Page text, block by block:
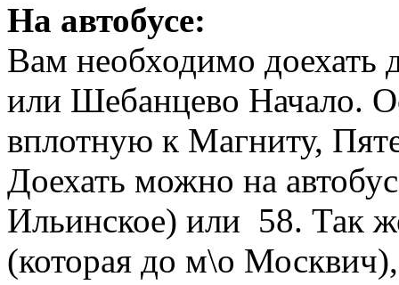
На автобусе:
Вам необходимо доехать
или Шебанцево Начало.
вплотную к Магниту,
Доехать можно на
Ильинское) или 58. Так
(которая до м\о